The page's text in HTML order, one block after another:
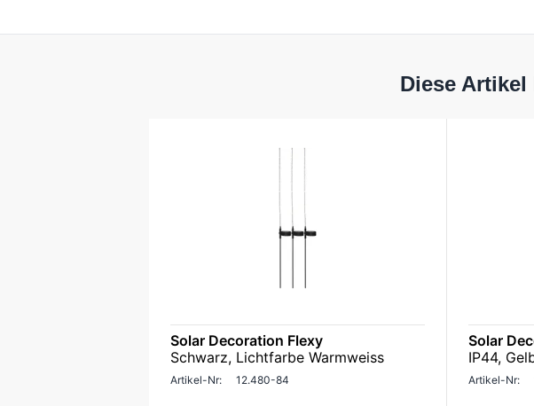
Diese
Solar Decoration Flexy
Schwarz, Lichtfarbe Warmweiss
Artikel-Nr: 12.480-84
Solar
IP44,
Artikel-Nr: